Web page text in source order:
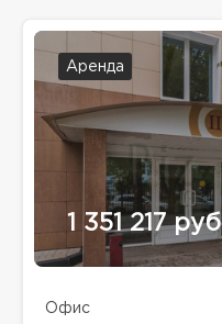
Аренда
1 351 217 руб
Офис